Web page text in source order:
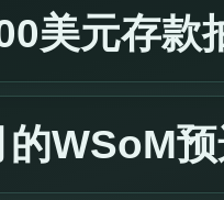
美元存款
的WSoM